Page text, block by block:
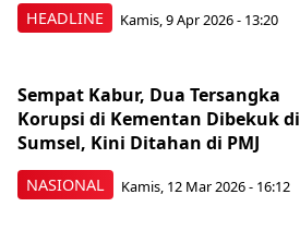
HEADLINE Kamis, 9 Apr 2026 - 13:20
NASIONAL
Sempat Kabur, Dua Tersangka
Korupsi di Kementan Dibekuk di
Sumsel, Kini Ditahan di PMJ
Kamis, 12 Mar 2026 - 16:12